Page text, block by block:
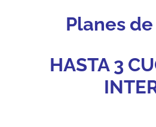
Planes
HASTA 3